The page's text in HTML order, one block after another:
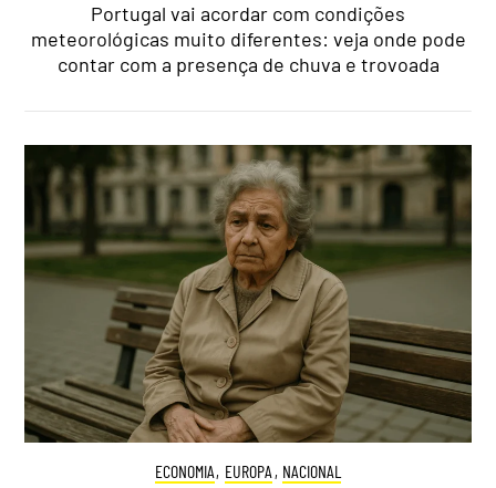
Portugal vai acordar com condições
meteorológicas muito diferentes: veja onde pode
contar com a presença de chuva e trovoada
ECONOMIA, EUROPA , NACIONAL